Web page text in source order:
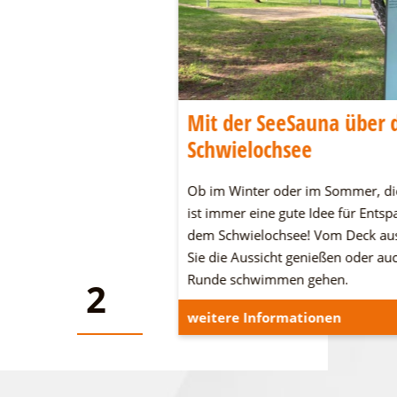
Mit der SeeSauna über
Schwielochsee
Ob im Winter oder im Sommer,
ist immer eine gute Idee für
dem Schwielochsee! Vom Deck
Sie die Aussicht genießen oder
Runde schwimmen gehen.
weitere Informationen
2